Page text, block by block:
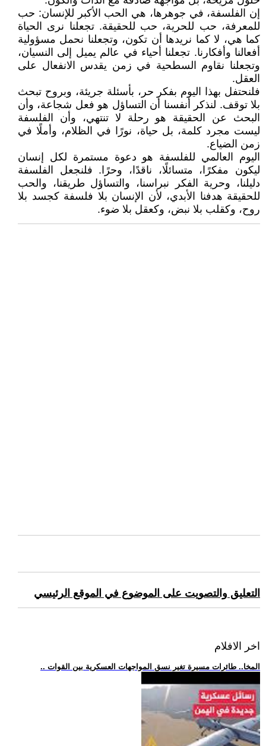
إن الفلسفة، في جوهرها، هي الحب الأكبر للإنسان: حب
للمعرفة، حب للحرية، حب للحقيقة. تجعلنا نرى الحياة
كما هي، لا كما نريدها أن تكون، وتجعلنا نحمل مسؤولية
أفعالنا وأفكارنا. تجعلنا أحياء في عالم يميل إلى النسيان،
وتجعلنا نقاوم السطحية في زمن يقدس الانفعال على
العقل.
فلنحتفل بهذا اليوم بفكر حر، بأسئلة جريئة، وبروح تبحث
بلا توقف. لنذكر أنفسنا أن التساؤل هو فعل شجاعة، وأن
البحث عن الحقيقة هو رحلة لا تنتهي، وأن الفلسفة
ليست مجرد كلمة، بل حياة، نورًا في الظلام، وأملًا في
زمن الضياع.
اليوم العالمي للفلسفة هو دعوة مستمرة لكل إنسان
ليكون مفكرًا، متسائلًا، ناقدًا، وحرًا. فلنجعل الفلسفة
دليلنا، وحرية الفكر نبراسنا، والتساؤل طريقنا، والحب
للحقيقة هدفنا الأبدي، لأن الإنسان بلا فلسفة كجسد بلا
روح، وكقلب بلا نبض، وكعقل بلا ضوء.
التعليق والتصويت على الموضوع في الموقع الرئيسي
اخر الافلام
.. المخا.. طائرات مسيرة تغير نسق المواجهات العسكرية بين القوات